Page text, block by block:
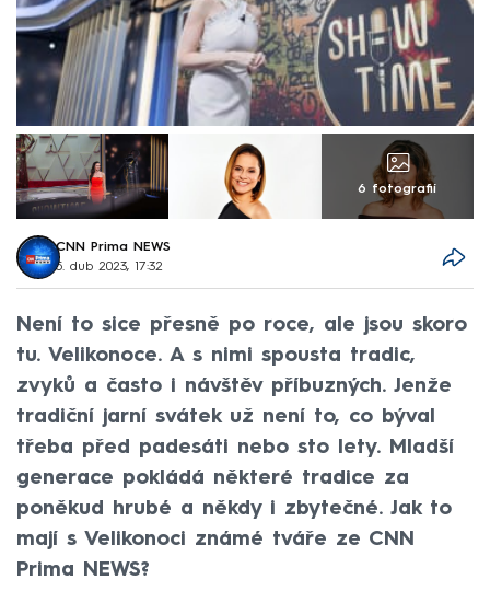
6 fotografií
CNN Prima NEWS
5. dub 2023, 17:32
Není to sice přesně po roce, ale jsou skoro
tu. Velikonoce. A s nimi spousta tradic,
zvyků a často i návštěv příbuzných. Jenže
tradiční jarní svátek už není to, co býval
třeba před padesáti nebo sto lety. Mladší
generace pokládá některé tradice za
poněkud hrubé a někdy i zbytečné. Jak to
mají s Velikonoci známé tváře ze CNN
Prima NEWS?